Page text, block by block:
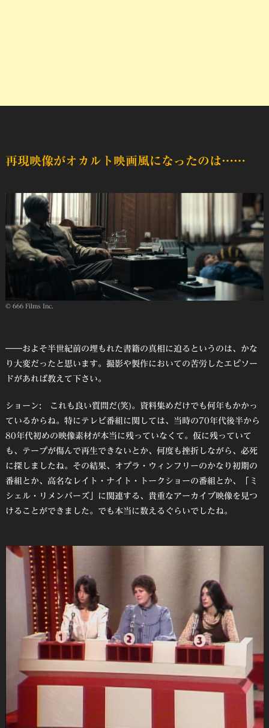
再現映像がオカルト映画風になったのは……
© 666 Films Inc.
――およそ半世紀前の埋もれた書籍の真相に迫るというのは、かな
り大変だったと思います。撮影や製作においての苦労したエピソー
ドがあれば教えて下さい。
ショーン: これも良い質問だ(笑)。資料集めだけでも何年もかかっ
ているからね。特にテレビ番組に関しては、当時の70年代後半から
80年代初めの映像素材が本当に残っていなくて。仮に残っていて
も、テープが傷んで再生できないとか、何度も挫折しながら、必死
に探しましたね。その結果、オプラ・ウィンフリーのかなり初期の
番組とか、高名なレイト・ナイト・トークショーの番組とか、「ミ
シェル・リメンバーズ」に関連する、貴重なアーカイブ映像を見つ
けることができました。でも本当に数えるぐらいでしたね。